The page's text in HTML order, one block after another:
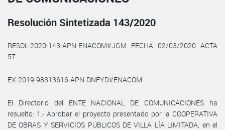
Resolución Sintetizada 143/2020
RESOL-2020-143-APN-ENACOM#JGM FECHA 02/03/2020 ACTA
57
EX-2019-98313616-APN-DNFYD#ENACOM
El Directorio del ENTE NACIONAL DE COMUNICACIONES ha
resuelto: 1.- Aprobar el proyecto presentado por la COOPERATIVA
DE OBRAS Y SERVICIOS PÚBLICOS DE VILLA LÍA LIMITADA, en el